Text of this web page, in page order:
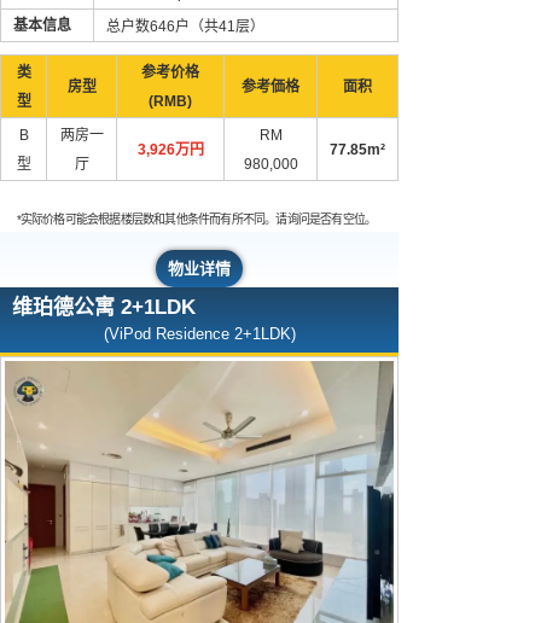
基本信息
总户数646户（共41层）
类
型
房型
参考价格
(RMB)
参考価格 面积
B
型
两房一
厅
3,926万円
RM
980,000
77.85m²
*实际价格可能会根据楼层数和其他条件而有所不同。请询问是否有空位。
物业详情
维珀德公寓 2+1LDK
(ViPod Residence 2+1LDK)